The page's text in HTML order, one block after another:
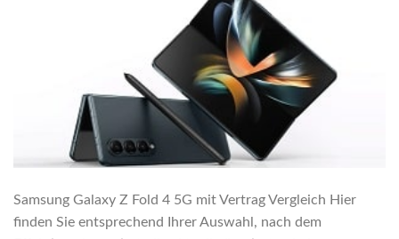
Samsung Galaxy Z Fold 4 5G mit Vertrag Vergleich Hier
finden Sie entsprechend Ihrer Auswahl, nach dem